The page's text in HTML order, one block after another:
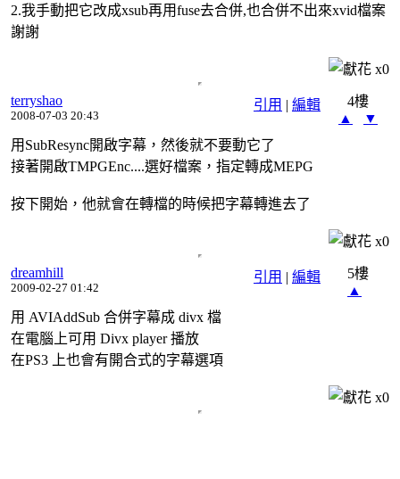
2.我手動把它改成xsub再用fuse去合併,也合併不出來xvid檔案
謝謝
x0
引用 | 編輯
terryshao
2008-07-03 20:43
4樓
▲
▼
用SubResync開啟字幕，然後就不要動它了
接著開啟TMPGEnc....選好檔案，指定轉成MEPG
按下開始，他就會在轉檔的時候把字幕轉進去了
x0
引用 | 編輯
dreamhill
2009-02-27 01:42
5樓
▲
用 AVIAddSub 合併字幕成 divx 檔
在電腦上可用 Divx player 播放
在PS3 上也會有開合式的字幕選項
x0